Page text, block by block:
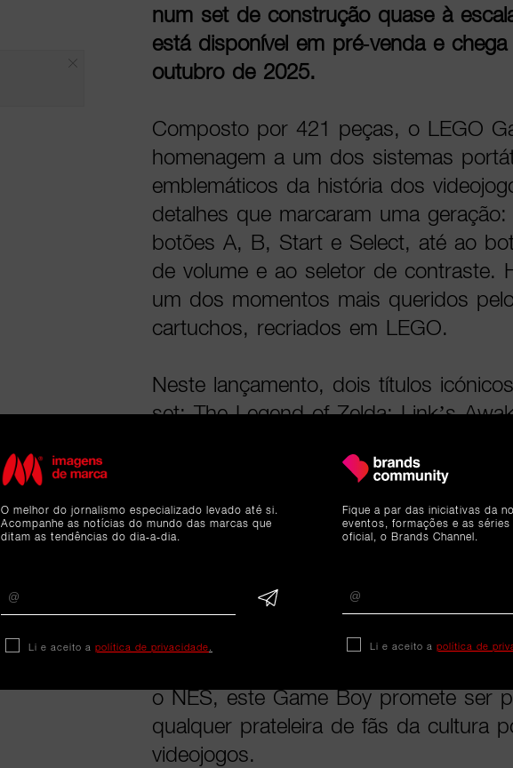
num set de construção quase à
está disponível em pré-venda e
outubro de 2025.
Composto por 421 peças, o LEGO
homenagem a um dos sistemas
emblemáticos da história dos
detalhes que marcaram uma
botões A, B, Start e Select, até ao
de volume e ao seletor de contraste.
um dos momentos mais queridos
cartuchos, recriados em LEGO.
Neste lançamento, dois títulos
set: The Legend of Zelda: Link’s
peças. Os fãs podem inclusive
imagens dos jogos incluídos.
Pensado para construtores adultos
as idades, este set insere-se na
direcionada para atividades criativas e
o NES, este Game Boy promete ser
qualquer prateleira de fãs da cultura
videojogos.
O melhor do jornalismo especializado levado até si.
Acompanhe as notícias do mundo das marcas que
ditam as tendências do dia-a-dia.
Li e aceito a política de privacidade
Fique a par das iniciativas da
eventos, formações e as
oficial, o Brands Channel.
Li e aceito a política de